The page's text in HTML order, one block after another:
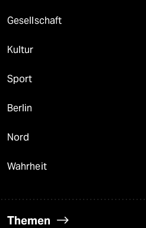
Gesellschaft
Kultur
Sport
Berlin
Nord
Wahrheit
Themen